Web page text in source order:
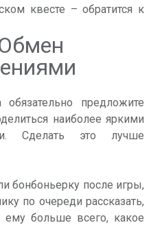
квесте – обратится к
обязательно предложите
наиболее яркими
Сделать это лучше
бонбоньерку после игры,
по очереди рассказать,
ему больше всего, какое